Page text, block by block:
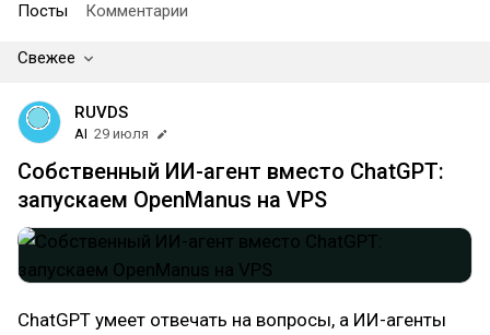
Посты Комментарии
Свежее
RUVDS
AI 29 июля
Собственный ИИ-агент вместо ChatGPT:
запускаем OpenManus на VPS
ChatGPT умеет отвечать на вопросы, а ИИ-агенты